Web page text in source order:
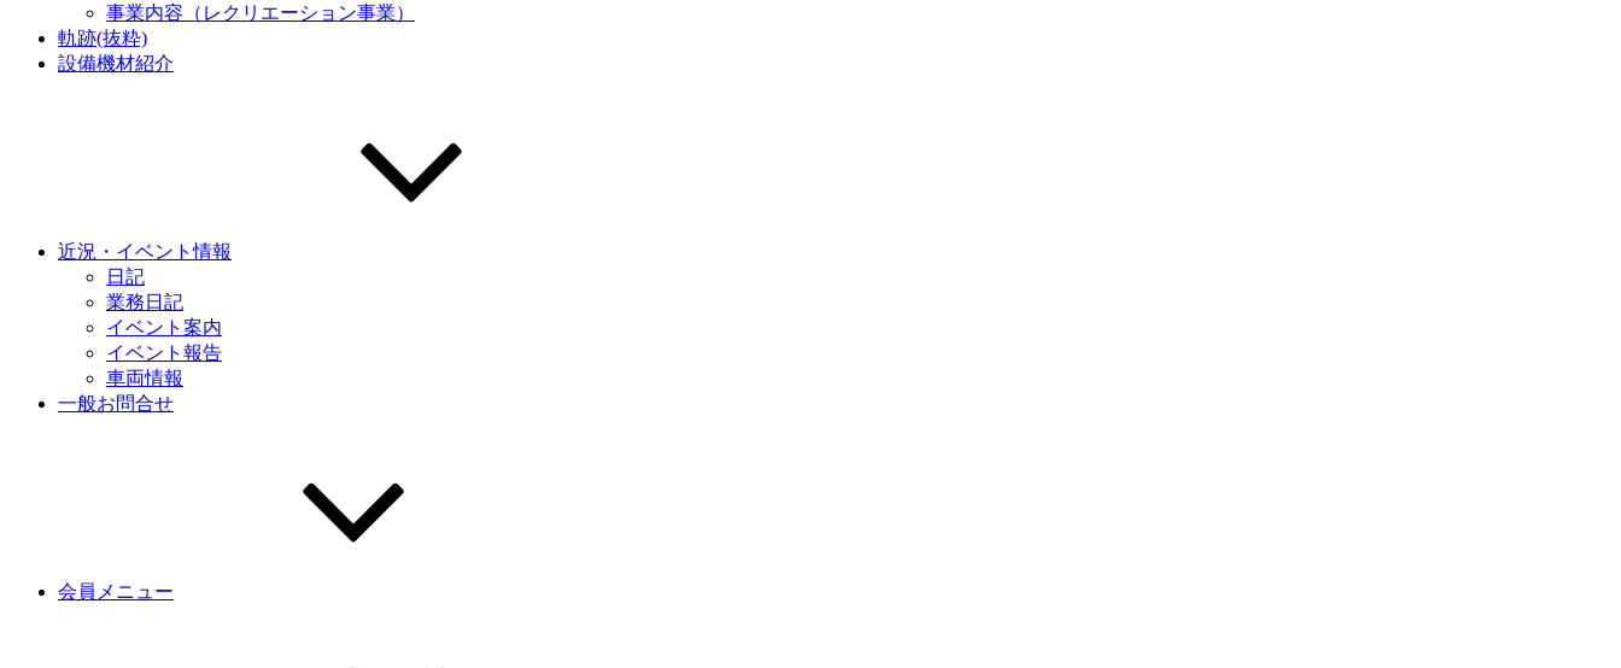
事業内容（レクリエーション事業）
軌跡(抜粋)
設備機材紹介
近況・イベント情報
日記
業務日記
イベント案内
イベント報告
車両情報
一般お問合せ
会員メニュー